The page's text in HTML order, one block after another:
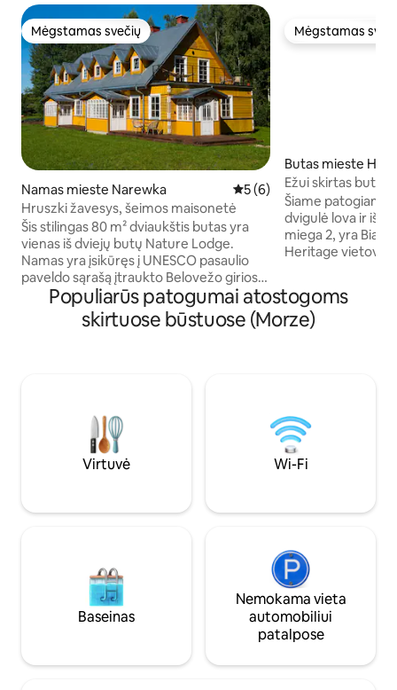
Mėgstamas svečių
Mėgstamas svečių
Namas mieste Narewka Vidutinis įvertinimas: 5 iš
5 (6)
Hruszki žavesys, šeimos maisonetė
Šis stilingas 80 m² dviaukštis butas yra
vienas iš dviejų butų Nature Lodge.
Namas yra įsikūręs į UNESCO pasaulio
paveldo sąrašą įtraukto Belovežo girios,
vieno biologinės įvairovės požiūriu
turtingiausių regionų Europos Sąjungoje,
pakraštyje. 2,5 hektaro sklypas ribojasi su
parką, prasideda beveik prie pat durų.
Mėgstamas
Mėgstamas
Butas mieste
Ežui skirtas butas
Šiame patogiame
dvigulė lova ir
miega 2, yra
Heritage vietovės
metu. Teritorijoje ir aplink ją yra daug
takų, įskaitant
Populiarūs patogumai atostogoms
skirtuose būstuose (Morze)
Virtuvė Wi-Fi
Baseinas
Nemokama vieta
automobiliui
patalpose